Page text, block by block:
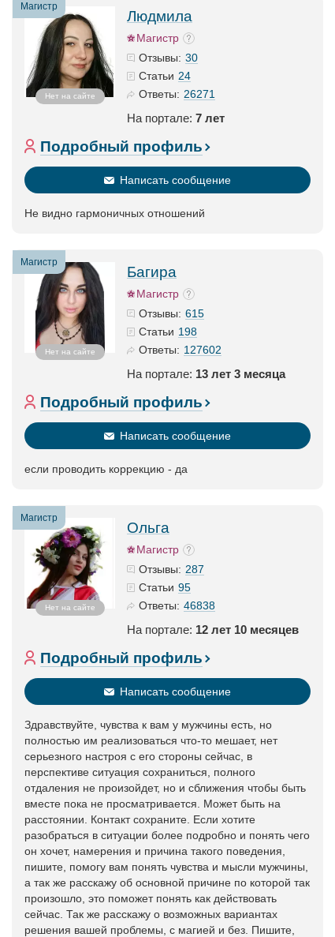
Магистр
Нет на сайте
Людмила
Магистр
Отзывы: 30
Статьи 24
Ответы: 26271
На портале: 7 лет
Подробный профиль
Написать сообщение
Не видно гармоничных отношений
Магистр
Нет на сайте
Багира
Магистр
Отзывы: 615
Статьи 198
Ответы: 127602
На портале: 13 лет 3 месяца
Подробный профиль
Написать сообщение
если проводить коррекцию - да
Магистр
Нет на сайте
Ольга
Магистр
Отзывы: 287
Статьи 95
Ответы: 46838
На портале: 12 лет 10 месяцев
Подробный профиль
Написать сообщение
Здравствуйте, чувства к вам у мужчины есть, но
полностью им реализоваться что-то мешает, нет
серьезного настроя с его стороны сейчас, в
перспективе ситуация сохраниться, полного
отдаления не произойдет, но и сближения чтобы быть
вместе пока не просматривается. Может быть на
расстоянии. Контакт сохраните. Если хотите
разобраться в ситуации более подробно и понять чего
он хочет, намерения и причина такого поведения,
пишите, помогу вам понять чувства и мысли мужчины,
а так же расскажу об основной причине по которой так
произошло, это поможет понять как действовать
сейчас. Так же расскажу о возможных вариантах
решения вашей проблемы, с магией и без. Пишите,